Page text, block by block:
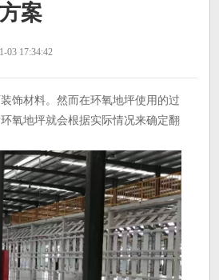
案
03 17:34:42
饰材料。然而在环氧地坪使用的过
氧地坪就会根据实际情况来确定翻